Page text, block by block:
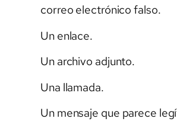
correo electrónico falso.
Un enlace.
Un archivo adjunto.
Una llamada.
Un mensaje que parece